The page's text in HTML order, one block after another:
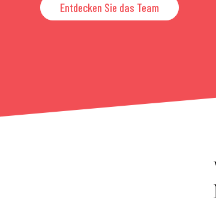
Entdecken Sie das Team